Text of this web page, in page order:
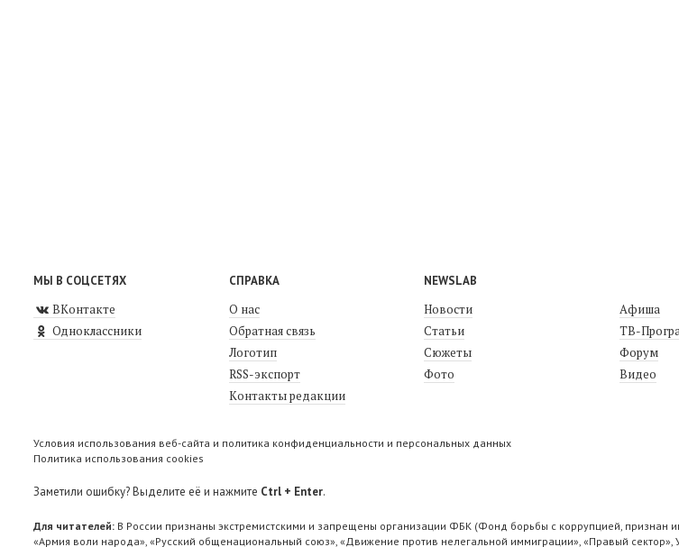
МЫ В СОЦСЕТЯХ
ВКонтакте
Одноклассники
СПРАВКА
О нас
Обратная связь
Логотип
RSS-экспорт
Контакты редакции
NEWSLAB
Новости
Статьи
Сюжеты
Фото
Афиша
ТВ-
Форум
Видео
Условия использования веб-сайта и политика конфиденциальности и персональных данных
Политика использования cookies
Заметили ошибку? Выделите её и нажмите Ctrl + Enter.
Для читателей: В России признаны экстремистскими и запрещены организации ФБК (Фонд борьбы с коррупцией, признан
«Армия воли народа», «Русский общенациональный союз», «Движение против нелегальной иммиграции», «Правый